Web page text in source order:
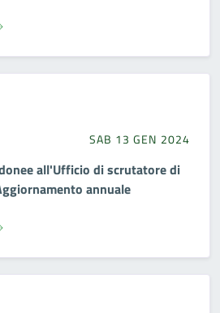
SAB 13 GEN 2024
all'Ufficio di scrutatore di
annuale